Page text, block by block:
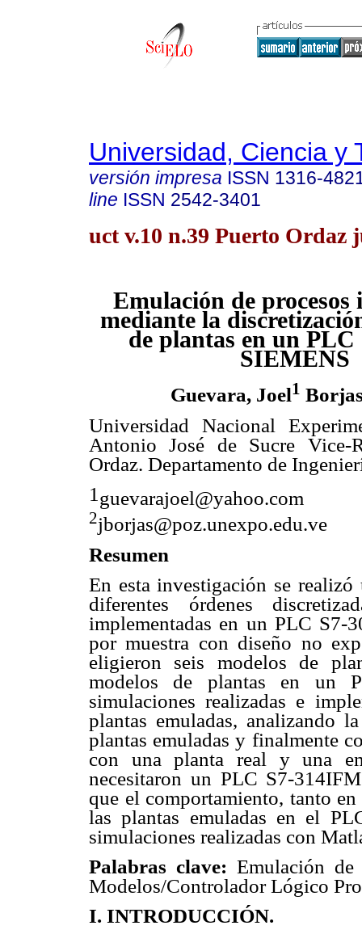
Universidad, Ciencia y
versión impresa ISSN 1316-
line ISSN 2542-3401
uct v.10 n.39 Puerto Ordaz
Emulación de procesos
mediante la
de plantas en un PLC
SIEMENS
Guevara, Joel1
Universidad Nacional
Antonio José de Sucre Vice-
Ordaz. Departamento de
1 guevarajoel@yahoo.com
2jborjas@poz.unexpo.edu.ve
Resumen
En esta investigación se
diferentes órdenes
implementadas en un PLC S7-
por muestra con diseño no
eligieron seis modelos de
modelos de plantas en un
simulaciones realizadas e
plantas emuladas, analizando
plantas emuladas y finalmente
con una planta real y una
necesitaron un PLC S7-
que el comportamiento, tanto
las plantas emuladas en el
simulaciones realizadas con
Palabras clave: Emulación de
Modelos/Controlador Lógico
I. INTRODUCCIÓN.